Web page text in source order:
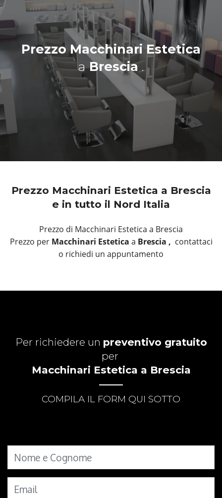
Prezzo Macchinari Estetica
aBrescia.
Prezzo Macchinari Estetica a Brescia
e in tutto il Nord Italia
Prezzo di Macchinari Estetica a Brescia
Prezzo perMacchinari Estetica a Brescia , contattaci
o richiedi un appuntamento
Per richiedere un preventivo gratuito
per
Macchinari Estetica a Brescia
COMPILA IL FORM QUI SOTTO